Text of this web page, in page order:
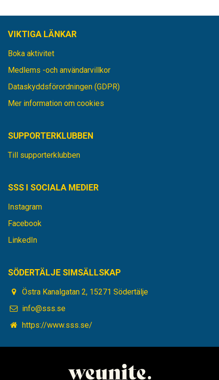
VIKTIGA LÄNKAR
Boka aktivitet
Medlems -och användarvillkor
Dataskyddsförordningen (GDPR)
Mer information om cookies
SUPPORTERKLUBBEN
Till supporterklubben
SSS I SOCIALA MEDIER
Instagram
Facebook
LinkedIn
SÖDERTÄLJE SIMSÄLLSKAP
Östra Kanalgatan 2, 15271 Södertälje
info@sss.se
https://www.sss.se/